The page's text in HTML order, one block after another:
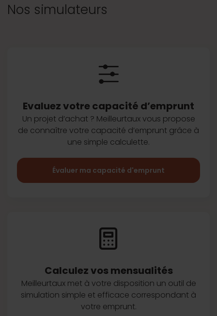
Nos simulateurs
Evaluez votre capacité d’emprunt
Un projet d’achat ? Meilleurtaux vous propose
de connaître votre capacité d’emprunt grâce à
une simple calculette.
Évaluer ma capacité d'emprunt
Calculez vos mensualités
Meilleurtaux met à votre disposition un outil de
simulation simple et efficace correspondant à
votre emprunt.